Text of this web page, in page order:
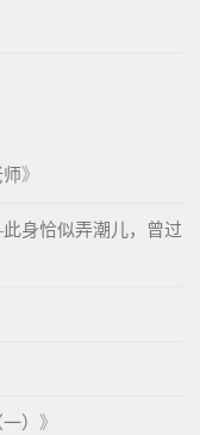
》
身恰似弄潮儿，曾过
） 》